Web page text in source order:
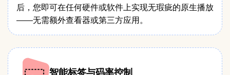
后，您即可在任何硬件或软件上实现无瑕疵的原生播放
——无需额外查看器或第三方应用。
智能标签与码率控制